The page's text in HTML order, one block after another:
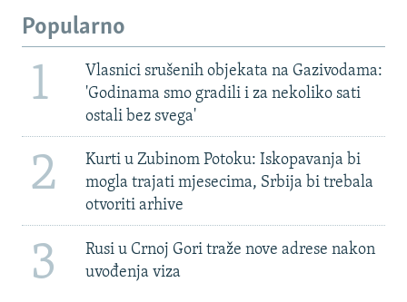
Popularno
1
Vlasnici srušenih objekata na Gazivodama:
'Godinama smo gradili i za nekoliko sati
ostali bez svega'
2
Kurti u Zubinom Potoku: Iskopavanja bi
mogla trajati mjesecima, Srbija bi trebala
otvoriti arhive
3
Rusi u Crnoj Gori traže nove adrese nakon
uvođenja viza